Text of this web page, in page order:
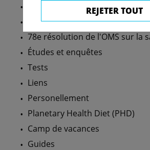
Foire aux questions
Conseils utiles
78e résolution de l'OMS sur la
Études et enquêtes
Tests
Liens
Personellement
Planetary Health Diet (PHD)
Camp de vacances
Guides
REJETER TOUT